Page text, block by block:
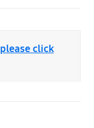
please click